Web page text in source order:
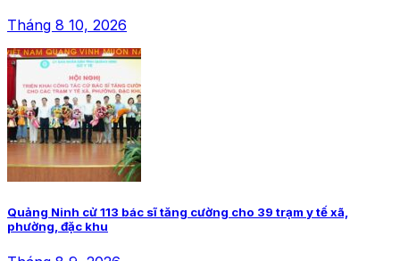
Tháng 8 10, 2026
Quảng Ninh cử 113 bác sĩ tăng cường cho 39 trạm y tế xã,
phường, đặc khu